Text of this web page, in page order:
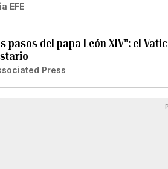
EFE
pasos del papa León XIV”: el
Press